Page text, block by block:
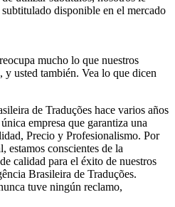
disponible en el mercado
mucho lo que nuestros
y usted también. Vea lo que dicen
de Traduções hace varios años
empresa que garantiza una
Precio y Profesionalismo. Por
estamos conscientes de la
calidad para el éxito de nuestros
Brasileira de Traduções.
tuve ningún reclamo,